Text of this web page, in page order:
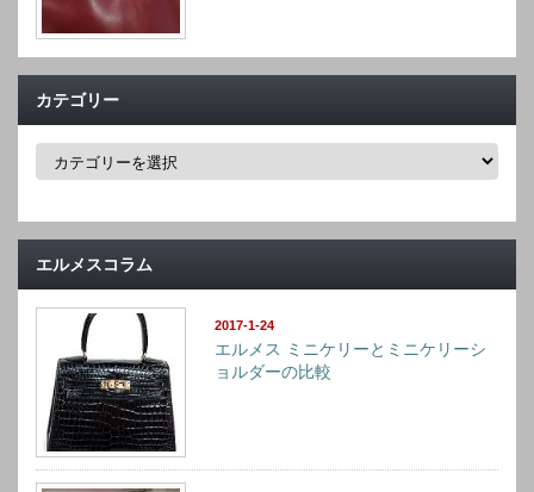
カテゴリー
カ
ー
エルメスコラム
2017-1-24
エルメス ミニケリーとミニケリーシ
ョルダーの比較